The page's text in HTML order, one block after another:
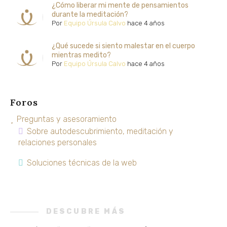
¿Cómo liberar mi mente de pensamientos
durante la meditación?
Por Equipo Úrsula Calvo hace 4 años
¿Qué sucede si siento malestar en el cuerpo
mientras medito?
Por Equipo Úrsula Calvo hace 4 años
Foros
Preguntas y asesoramiento
Sobre autodescubrimiento, meditación y
relaciones personales
Soluciones técnicas de la web
DESCUBRE MÁS